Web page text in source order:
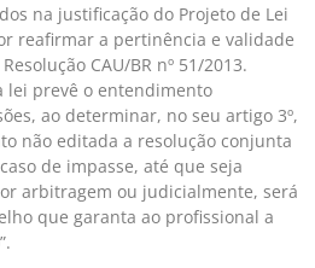
na justificação do Projeto de Lei
reafirmar a pertinência e validade
CAU/BR nº 51/2013.
lei prevê o entendimento
ao determinar, no seu artigo 3º,
não editada a resolução conjunta
de impasse, até que seja
arbitragem ou judicialmente, será
que garanta ao profissional a